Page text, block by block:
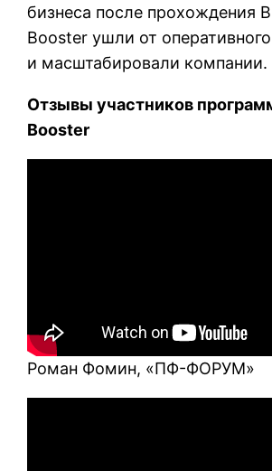
бизнеса после прохождения
Booster ушли от
и масштабировали компании.
Отзывы участников
Booster
Роман Фомин, «ПФ-ФОРУМ»